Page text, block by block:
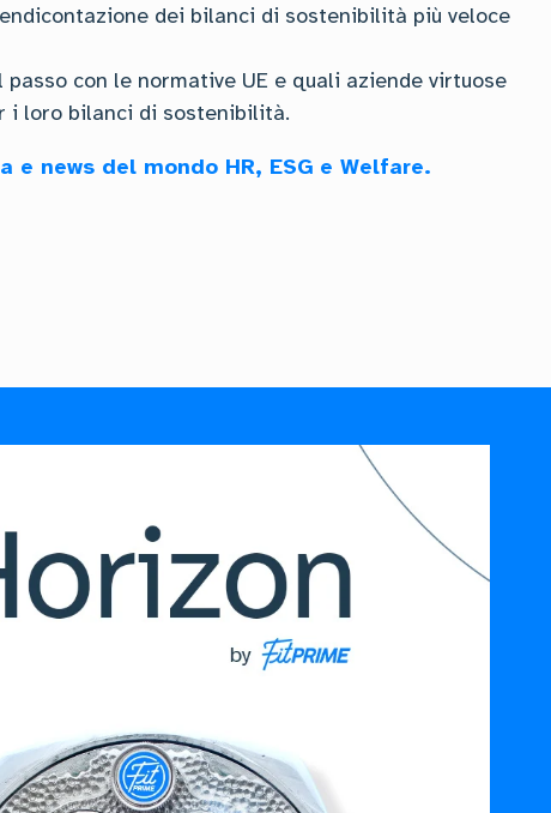
dei bilanci di sostenibilità più veloce
con le normative UE e quali aziende virtuose
i loro bilanci di sostenibilità.
e news del mondo HR, ESG e Welfare.